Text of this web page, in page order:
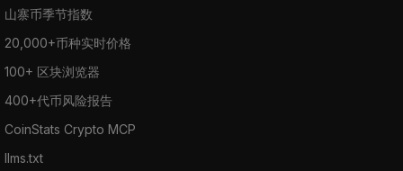
山寨币季节指数
20,000+币种实时价格
100+ 区块浏览器
400+代币风险报告
CoinStats Crypto MCP
llms.txt